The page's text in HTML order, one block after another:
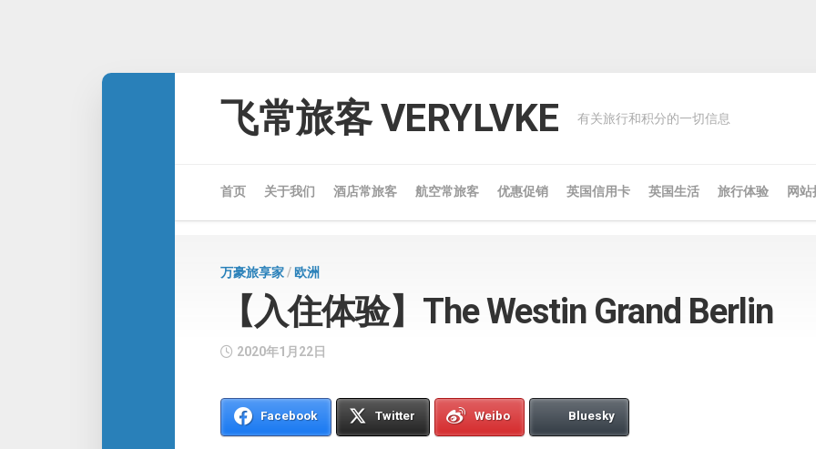
飞常旅客 VERYLVKE 有关旅行和积分的一切信息
首页 关于我们 酒店常旅客 航空常旅客 优惠促销 英国信用卡 英国生活 旅行体验 网
万豪旅享家/ 欧洲
【入住体验】The Westin Grand Berlin
2020年1月22日
Facebook Twitter Weibo Bluesky